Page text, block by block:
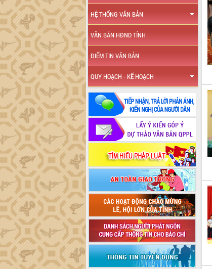
HỆ THỐNG VĂN BẢN
VĂN BẢN HĐND TỈNH
ĐIỂM TIN VĂN BẢN
QUY HOẠCH - KẾ HOẠCH